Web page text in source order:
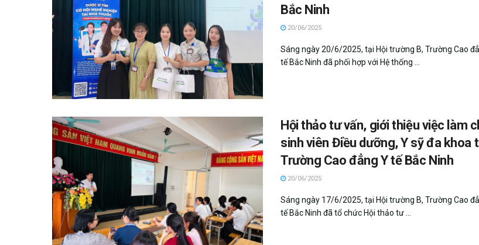
Bắc Ninh
20/06/2025
Sáng ngày 20/6/2025, tại Hội trường B, Trường Cao
tế Bắc Ninh đã phối hợp với Hệ thống ...
Hội thảo tư vấn, giới thiệu việc làm
sinh viên Điều dưỡng, Y sỹ đa khoa
Trường Cao đẳng Y tế Bắc Ninh
20/06/2025
Sáng ngày 17/6/2025, tại Hội trường B, Trường Cao
tế Bắc Ninh đã tổ chức Hội thảo tư ...